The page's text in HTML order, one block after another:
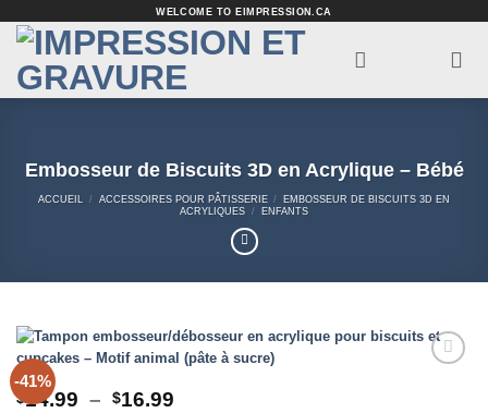
contenu
WELCOME TO EIMPRESSION.CA
Embosseur de Biscuits 3D en Acrylique – Bébé
ACCUEIL / ACCESSOIRES POUR PÂTISSERIE / EMBOSSEUR DE BISCUITS 3D EN
ACRYLIQUES / ENFANTS
-41%
$14.99 – $16.99